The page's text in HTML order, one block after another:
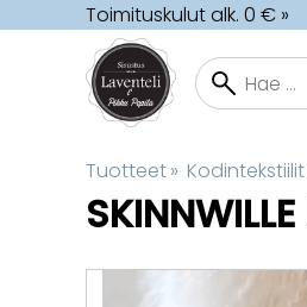
Toimituskulut alk. 0 € »
Tuotteet‪» Kodintekstiilit
SKINNWILLE